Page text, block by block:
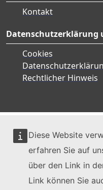
Diese Website
erfahren Sie auf
über den Link in
Link können Sie
Kontakt
Datenschutzerklärung
Cookies
Rechtlicher Hinweis